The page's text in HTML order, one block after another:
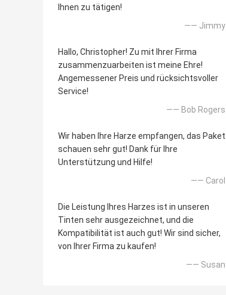
Ihnen zu tätigen!
—— Jimmy
Hallo, Christopher! Zu mit Ihrer Firma
zusammenzuarbeiten ist meine Ehre!
Angemessener Preis und rücksichtsvoller
Service!
—— Bob Rogers
Wir haben Ihre Harze empfangen, das Paket
schauen sehr gut! Dank für Ihre
Unterstützung und Hilfe!
—— Carol
Die Leistung Ihres Harzes ist in unseren
Tinten sehr ausgezeichnet, und die
Kompatibilität ist auch gut! Wir sind sicher,
von Ihrer Firma zu kaufen!
—— Susan